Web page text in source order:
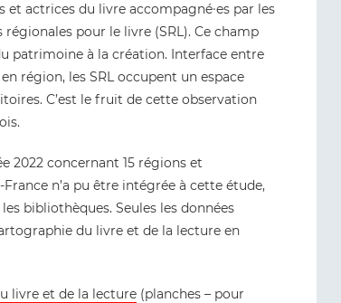
actrices du livre accompagné∙es par les
pour le livre (SRL). Ce champ
patrimoine à la création. Interface entre
région, les SRL occupent un espace
C’est le fruit de cette observation
2022 concernant 15 régions et
n’a pu être intégrée à cette étude,
bibliothèques. Seules les données
du livre et de la lecture en
livre et de la lecture (planches – pour